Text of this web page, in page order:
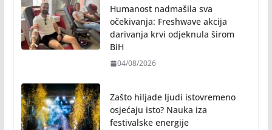
Humanost nadmašila sva
očekivanja: Freshwave akcija
darivanja krvi odjeknula širom
BiH
04/08/2026
Zašto hiljade ljudi istovremeno
osjećaju isto? Nauka iza
festivalske energije